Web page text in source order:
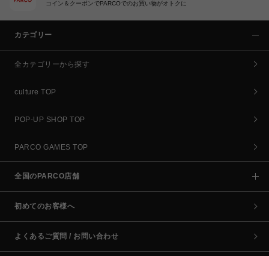
コイン＆クーポンでPARCOでのお買い物がオトクに
カテゴリー
全カテゴリーから探す
culture TOP
POP-UP SHOP TOP
PARCO GAMES TOP
全国のPARCO店舗
初めてのお客様へ
よくあるご質問 / お問い合わせ